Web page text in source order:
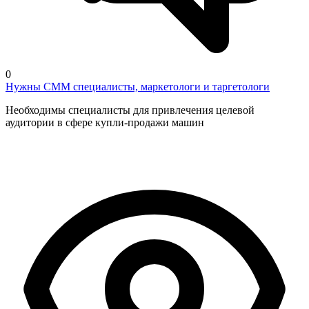
0
Нужны СММ специалисты, маркетологи и таргетологи
Необходимы специалисты для привлечения целевой
аудитории в сфере купли-продажи машин